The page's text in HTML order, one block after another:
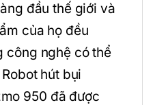
đầu thế giới và
của họ đều
công nghệ có thể
hút bụi
950 đã được